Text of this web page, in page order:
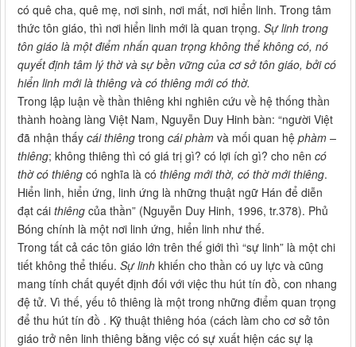
có quê cha, quê mẹ, nơi sinh, nơi mất, nơi hiển linh. Trong tâm
thức tôn giáo, thì nơi hiển linh mới là quan trọng. Sự linh trong
tôn giáo là một điểm nhấn quan trọng không thể không có, nó
quyết định tâm lý thờ và sự bền vững của cơ sở tôn giáo, bởi có
hiển linh mới là thiêng và có thiêng mới có thờ.
Trong lập luận về thần thiêng khi nghiên cứu về hệ thống thần
thành hoàng làng Việt Nam, Nguyễn Duy Hinh bàn: “người Việt
đã nhận thấy cái thiêng trong cái phàm và mối quan hệ phàm –
thiêng; không thiêng thì có giá trị gì? có lợi ích gì? cho nên có
thờ có thiêng có nghĩa là có thiêng mới thờ, có thờ mới thiêng.
Hiển linh, hiển ứng, linh ứng là những thuật ngữ Hán để diễn
đạt cái thiêng của thần” (Nguyễn Duy Hinh, 1996, tr.378). Phủ
Bóng chính là một nơi linh ứng, hiển linh như thế.
Trong tất cả các tôn giáo lớn trên thế giới thì “sự linh” là một chi
tiết không thể thiếu. Sự linh khiến cho thần có uy lực và cũng
mang tính chất quyết định đối với việc thu hút tín đồ, con nhang
đệ tử. Vì thế, yếu tô thiêng là một trong những điểm quan trọng
để thu hút tín đồ . Kỹ thuật thiêng hóa (cách làm cho cơ sở tôn
giáo trở nên linh thiêng bằng việc có sự xuất hiện các sự lạ